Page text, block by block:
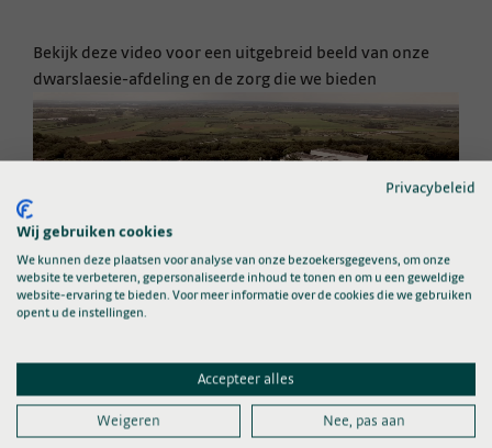
Bekijk deze video voor een uitgebreid beeld van onze
dwarslaesie-afdeling en de zorg die we bieden
Privacybeleid
Wij gebruiken cookies
We kunnen deze plaatsen voor analyse van onze bezoekersgegevens, om onze
website te verbeteren, gepersonaliseerde inhoud te tonen en om u een geweldige
website-ervaring te bieden. Voor meer informatie over de cookies die we gebruiken
opent u de instellingen.
Accepteer alles
Weigeren Nee, pas aan